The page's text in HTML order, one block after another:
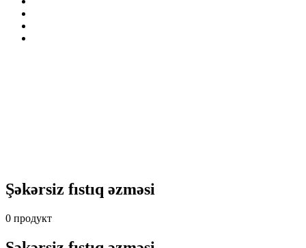
Şəkərsiz fıstıq əzməsi
0 продукт